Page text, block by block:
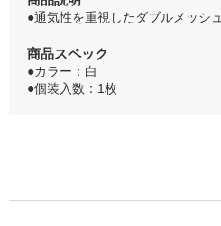
●通気性を重視したダブルメッシュ
商品スペック
●カラー：白
●個装入数：1枚